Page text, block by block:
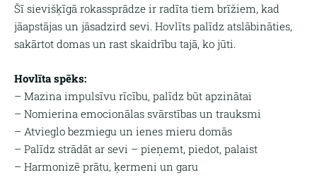
Šī sievišķīgā rokassprādze ir radīta tiem brīžiem, kad
jāapstājas un jāsadzird sevi. Hovlīts palīdz atslābināties,
sakārtot domas un rast skaidrību tajā, ko jūti.
Hovlīta spēks:
– Mazina impulsīvu rīcību, palīdz būt apzinātai
– Nomierina emocionālas svārstības un trauksmi
– Atvieglo bezmiegu un ienes mieru domās
– Palīdz strādāt ar sevi – pieņemt, piedot, palaist
– Harmonizē prātu, ķermeni un garu